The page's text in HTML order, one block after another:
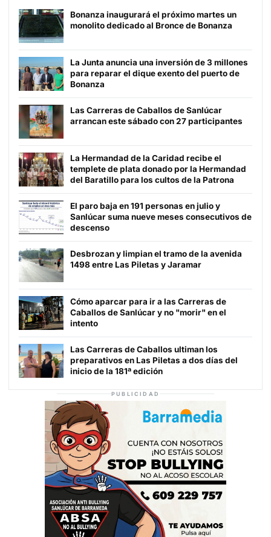
Bonanza inaugurará el próximo martes un
monolito dedicado al Bronce de Bonanza
La Junta anuncia una inversión de 3 millones
para reparar el dique exento del puerto de
Bonanza
Las Carreras de Caballos de Sanlúcar
arrancan este sábado con 27 participantes
La Hermandad de la Caridad recibe el
templete de plata donado por la Hermandad
del Baratillo para los cultos de la Patrona
El paro baja en 191 personas en julio y
Sanlúcar suma nueve meses consecutivos de
descenso
Desbrozan y limpian el tramo de la avenida
1498 entre Las Piletas y Jaramar
Cómo aparcar para ir a las Carreras de
Caballos de Sanlúcar y no "morir" en el
intento
Las Carreras de Caballos ultiman los
preparativos en Las Piletas a dos días del
inicio de la 181ª edición
PUBLICIDAD